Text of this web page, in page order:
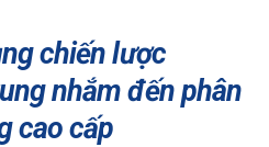
chiến lược
nhắm đến phân
cao cấp